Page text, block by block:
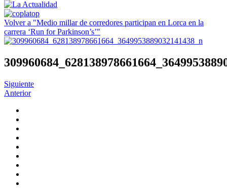
Volver a "Medio millar de corredores participan en Lorca en la
carrera ‘Run for Parkinson’s’"
Siguiente
Anterior